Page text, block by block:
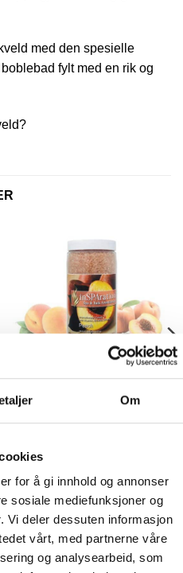
Om
for å gi innhold og annonser
sosiale mediefunksjoner og
Vi deler dessuten informasjon
vårt, med partnerne våre
og analysearbeid, som
med den spesielle
fylt med en rik og
inSPAration Peach 553g
0-1499 kroner: